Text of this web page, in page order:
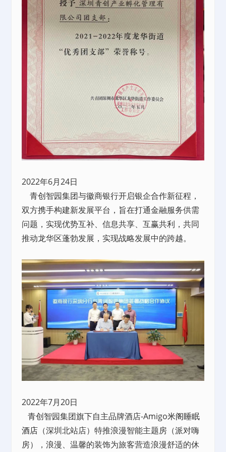
2022年6月24日
青创智园集团与徽商银行开启银企合作新征程，
双方携手构建新发展平台，旨在打通金融服务供需
问题，实现优势互补、信息共享、互赢共利，共同
推动龙华区蓬勃发展，实现战略发展中的跨越。
2022年7月20日
青创智园集团旗下自主品牌酒店-Amigo米阁睡眠
酒店 （深圳北站店）特推浪漫智能主题房（派对嗨
房），浪漫、温馨的装饰为旅客营造浪漫舒适的休